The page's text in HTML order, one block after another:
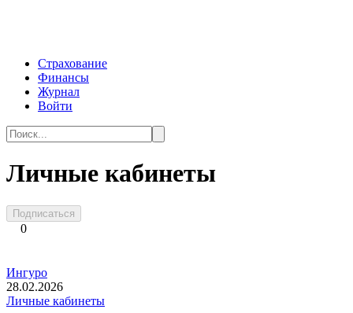
Страхование
Финансы
Журнал
Войти
Search
for:
Личные кабинеты
Подписаться
0
Ингуро
28.02.2026
Личные кабинеты